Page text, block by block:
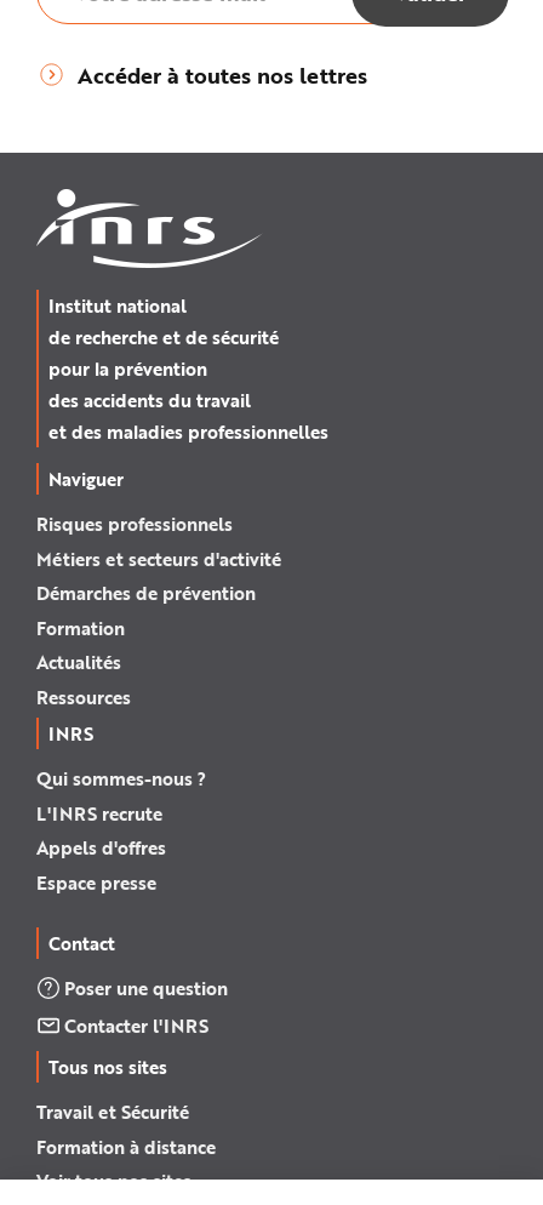
Accéder à toutes nos lettres
Institut national
de recherche et de sécurité
pour la prévention
des accidents du travail
et des maladies professionnelles
Naviguer
Risques professionnels
Métiers et secteurs d'activité
Démarches de prévention
Formation
Actualités
Ressources
INRS
Qui sommes-nous ?
L'INRS recrute
Appels d'offres
Espace presse
Contact
Poser une question
Contacter l'INRS
Tous nos sites
Travail et Sécurité
Formation à distance
Voir tous nos sites →